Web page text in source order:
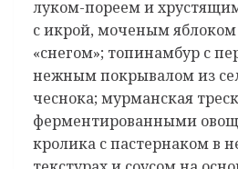
луком-пореем и
с икрой, моченым
«снегом»; топинамбур с
нежным покрывалом из
чеснока; мурманская
ферментированными
кролика с пастернаком в